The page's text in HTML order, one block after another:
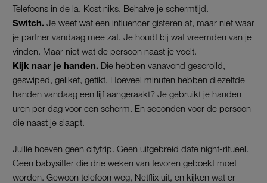
Telefoons in de la. Kost niks. Behalve je schermtijd.
Switch. Je weet wat een influencer gisteren at, maar niet waar
je partner vandaag mee zat. Je houdt bij wat vreemden van je
vinden. Maar niet wat de persoon naast je voelt.
Kijk naar je handen. Die hebben vanavond gescrolld,
geswiped, geliket, getikt. Hoeveel minuten hebben diezelfde
handen vandaag een lijf aangeraakt? Je gebruikt je handen
uren per dag voor een scherm. En seconden voor de persoon
die naast je slaapt.
Jullie hoeven geen citytrip. Geen uitgebreid date night-ritueel.
Geen babysitter die drie weken van tevoren geboekt moet
worden. Gewoon telefoon weg, Netflix uit, en kijken wat er